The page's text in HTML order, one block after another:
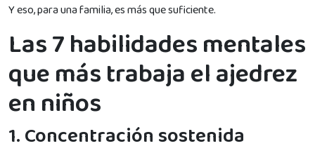
Y eso, para una familia, es más que suficiente.
Las 7 habilidades mentales
que más trabaja el ajedrez
en niños
1. Concentración sostenida